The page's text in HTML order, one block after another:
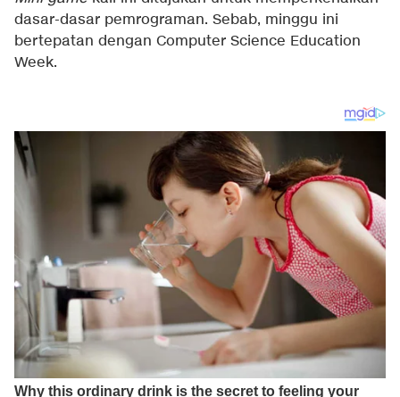
dasar-dasar pemrograman. Sebab, minggu ini
bertepatan dengan Computer Science Education
Week.